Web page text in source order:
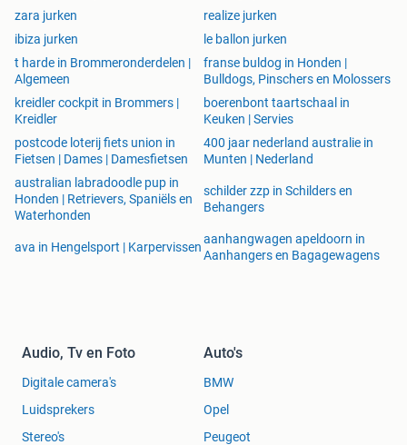
zara jurken
realize jurken
ibiza jurken
le ballon jurken
t harde in Brommeronderdelen |
Algemeen
franse buldog in Honden |
Bulldogs, Pinschers en Molossers
kreidler cockpit in Brommers |
Kreidler
boerenbont taartschaal in
Keuken | Servies
postcode loterij fiets union in
Fietsen | Dames | Damesfietsen
400 jaar nederland australie in
Munten | Nederland
australian labradoodle pup in
Honden | Retrievers, Spaniëls en
Waterhonden
schilder zzp in Schilders en
Behangers
ava in Hengelsport | Karpervissen
aanhangwagen apeldoorn in
Aanhangers en Bagagewagens
Audio, Tv en Foto
Digitale camera's
Luidsprekers
Stereo's
Auto's
BMW
Opel
Peugeot